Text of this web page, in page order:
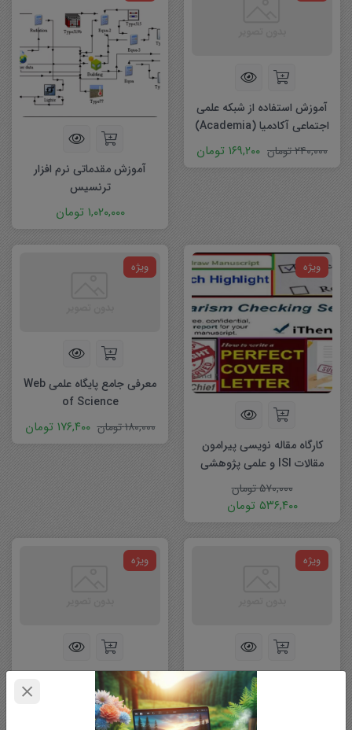
آموزش استفاده از شبکه علمی
اجتماعی آکادمیا (Academia)
۲۴۰,۰۰۰تومان ۱۶۹,۲۰۰ تومان
آموزش مقدماتی نرم افزار
ترنسیس
۱,۰۲۰,۰۰۰ تومان
ویژه
کارگاه مقاله نویسی پیرامون
مقالات ISI و علمی پژوهشی
۵۷۰,۰۰۰تومان
۵۳۶,۴۰۰ تومان
ویژه
معرفی جامع پایگاه علمی Web
of Science
۱۸۰,۰۰۰تومان ۱۷۶,۴۰۰ تومان
ویژه
ایجاد پروفایل و دریافت کد
اختصاصی پژوهشگر در پایگاه
های علمی و پژوهشی
۱۶۹,۲۰۰ تومان
ویژه
آشنایی با اصطلاحات ژورنالها و
نحوه جستجو در آنها
۱۸۰,۰۰۰تومان